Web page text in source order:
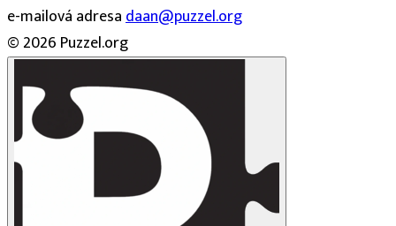
e-mailová adresadaan@puzzel.org
© 2026 Puzzel.org